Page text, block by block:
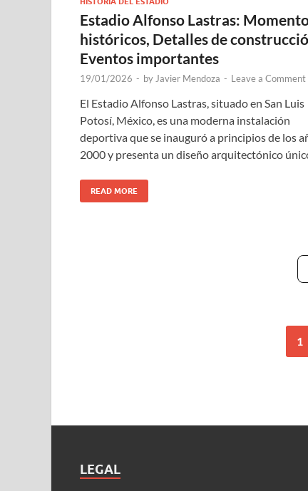
Estadio Alfonso Lastras:
históricos, Detalles de
Eventos importantes
19/01/2026 - by Javier Mendoza - Leave a Comment
El Estadio Alfonso Lastras, situado en San Luis
Potosí, México, es una moderna instalación
deportiva que se inauguró a principios de los
2000 y presenta un diseño arquitectónico
READ MORE
1
LEGAL